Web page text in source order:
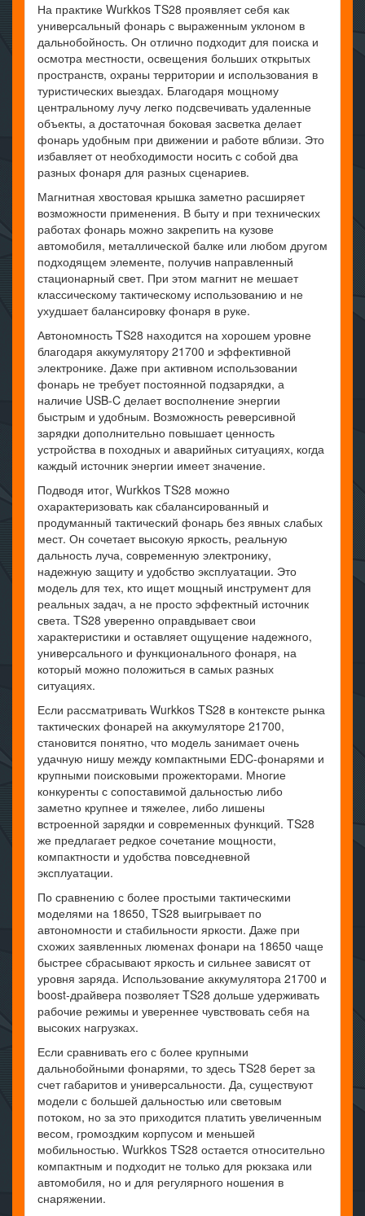
На практике Wurkkos TS28 проявляет себя как
универсальный фонарь с выраженным уклоном в
дальнобойность. Он отлично подходит для поиска и
осмотра местности, освещения больших открытых
пространств, охраны территории и использования в
туристических выездах. Благодаря мощному
центральному лучу легко подсвечивать удаленные
объекты, а достаточная боковая засветка делает
фонарь удобным при движении и работе вблизи. Это
избавляет от необходимости носить с собой два
разных фонаря для разных сценариев.
Магнитная хвостовая крышка заметно расширяет
возможности применения. В быту и при технических
работах фонарь можно закрепить на кузове
автомобиля, металлической балке или любом другом
подходящем элементе, получив направленный
стационарный свет. При этом магнит не мешает
классическому тактическому использованию и не
ухудшает балансировку фонаря в руке.
Автономность TS28 находится на хорошем уровне
благодаря аккумулятору 21700 и эффективной
электронике. Даже при активном использовании
фонарь не требует постоянной подзарядки, а
наличие USB-C делает восполнение энергии
быстрым и удобным. Возможность реверсивной
зарядки дополнительно повышает ценность
устройства в походных и аварийных ситуациях, когда
каждый источник энергии имеет значение.
Подводя итог, Wurkkos TS28 можно
охарактеризовать как сбалансированный и
продуманный тактический фонарь без явных слабых
мест. Он сочетает высокую яркость, реальную
дальность луча, современную электронику,
надежную защиту и удобство эксплуатации. Это
модель для тех, кто ищет мощный инструмент для
реальных задач, а не просто эффектный источник
света. TS28 уверенно оправдывает свои
характеристики и оставляет ощущение надежного,
универсального и функционального фонаря, на
который можно положиться в самых разных
ситуациях.
Если рассматривать Wurkkos TS28 в контексте рынка
тактических фонарей на аккумуляторе 21700,
становится понятно, что модель занимает очень
удачную нишу между компактными EDC-фонарями и
крупными поисковыми прожекторами. Многие
конкуренты с сопоставимой дальностью либо
заметно крупнее и тяжелее, либо лишены
встроенной зарядки и современных функций. TS28
же предлагает редкое сочетание мощности,
компактности и удобства повседневной
эксплуатации.
По сравнению с более простыми тактическими
моделями на 18650, TS28 выигрывает по
автономности и стабильности яркости. Даже при
схожих заявленных люменах фонари на 18650 чаще
быстрее сбрасывают яркость и сильнее зависят от
уровня заряда. Использование аккумулятора 21700 и
boost-драйвера позволяет TS28 дольше удерживать
рабочие режимы и увереннее чувствовать себя на
высоких нагрузках.
Если сравнивать его с более крупными
дальнобойными фонарями, то здесь TS28 берет за
счет габаритов и универсальности. Да, существуют
модели с большей дальностью или световым
потоком, но за это приходится платить увеличенным
весом, громоздким корпусом и меньшей
мобильностью. Wurkkos TS28 остается относительно
компактным и подходит не только для рюкзака или
автомобиля, но и для регулярного ношения в
снаряжении.